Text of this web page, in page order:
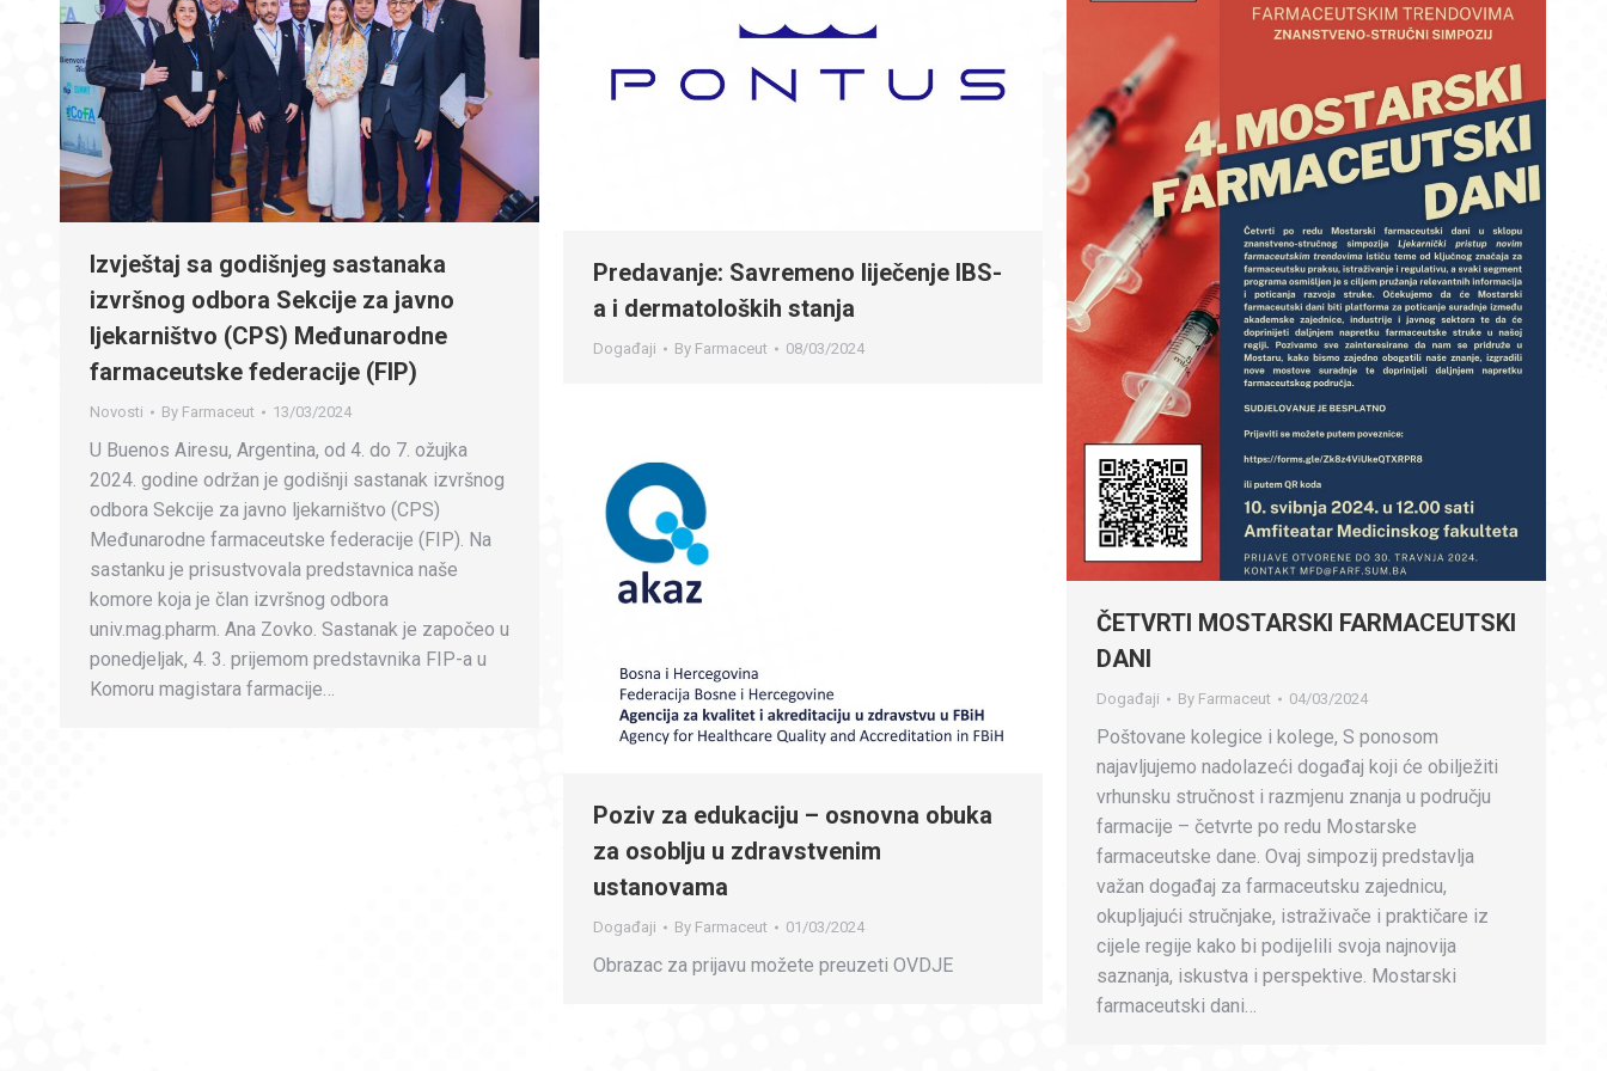
Izvještaj sa godišnjeg sastanaka
izvršnog odbora Sekcije za javno
ljekarništvo (CPS) Međunarodne
farmaceutske federacije (FIP)
Novosti By Farmaceut 13/03/2024
U Buenos Airesu, Argentina, od 4. do 7. ožujka
2024. godine održan je godišnji sastanak izvršnog
odbora Sekcije za javno ljekarništvo (CPS)
Međunarodne farmaceutske federacije (FIP). Na
sastanku je prisustvovala predstavnica naše
komore koja je član izvršnog odbora
univ.mag.pharm. Ana Zovko. Sastanak je započeo u
ponedjeljak, 4. 3. prijemom predstavnika FIP-a u
Komoru magistara farmacije…
Predavanje: Savremeno liječenje IBS-
a i dermatoloških stanja
Događaji By Farmaceut 08/03/2024
ČETVRTI MOSTARSKI FARMACEUTSKI
DANI
Događaji By Farmaceut 04/03/2024
Poštovane kolegice i kolege, S ponosom
najavljujemo nadolazeći događaj koji će obilježiti
vrhunsku stručnost i razmjenu znanja u području
farmacije – četvrte po redu Mostarske
farmaceutske dane. Ovaj simpozij predstavlja
važan događaj za farmaceutsku zajednicu,
okupljajući stručnjake, istraživače i praktičare iz
cijele regije kako bi podijelili svoja najnovija
saznanja, iskustva i perspektive. Mostarski
farmaceutski dani…
Poziv za edukaciju – osnovna obuka
za osoblju u zdravstvenim
ustanovama
Događaji By Farmaceut 01/03/2024
Obrazac za prijavu možete preuzeti OVDJE